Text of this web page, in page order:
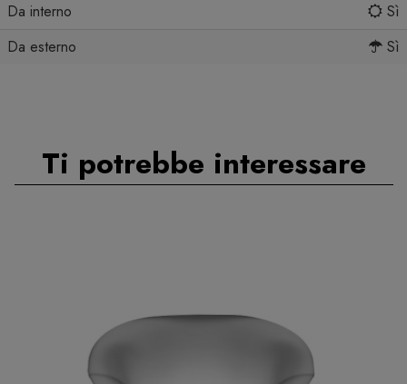
Da interno
Sì
Da esterno
Sì
Ti potrebbe interessare